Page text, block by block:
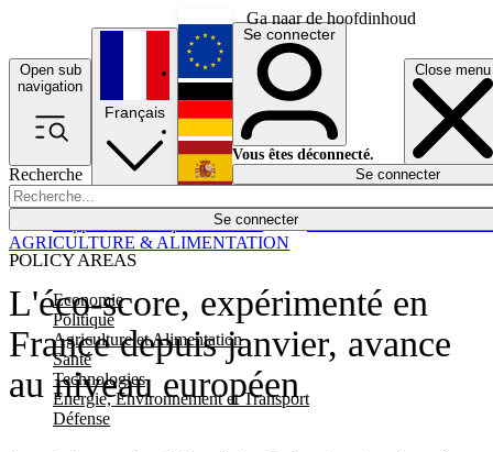
Ga naar de hoofdinhoud
Open sub
navigation
Close menu
Recherche
Se connecter
POLICY AREAS
Economie
Politique
Agriculture et Alimentation
Santé
Technologies
Energie, Environnement et Transport
Défense
Économie
Français
English
Deutsch
Español
Se connecter
Vous êtes déconnecté.
Se connecter
L'éco-score, expérimenté en
France depuis janvier, avance
au niveau européen
AGRICULTURE & ALIMENTATION